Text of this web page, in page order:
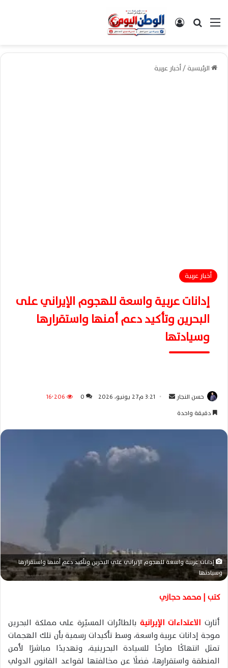
القائمةبحث عن تسجيل الدخول
الرئيسية/أخبار عربية
أخبار عربية
إدانات عربية واسعة للهجوم الإيراني على
البحرين وتأكيد دعم أمنها واستقرارها
وسيادتها
حسن النجار
ر
ن
ي
3:21 م27 يونيو، 2026 0
16٬206
دقيقة واحدة
إدانات عربية واسعة للهجوم الإيراني على البحرين وتأكيد دعم أمنها واستقرارها
وسيادتها
كتب | محمد حجازي
أثارت الاعتداءات الإيرانية بالطائرات المسيّرة على مملكة البحرين
موجة إدانات عربية واسعة، وسط تأكيدات رسمية بأن تلك الهجمات
تمثل انتهاكًا صارخًا للسيادة البحرينية، وتهديدًا مباشرًا لأمن
المنطقة واستقرارها، فضلًا عن مخالفتها لقواعد القانون الدولي